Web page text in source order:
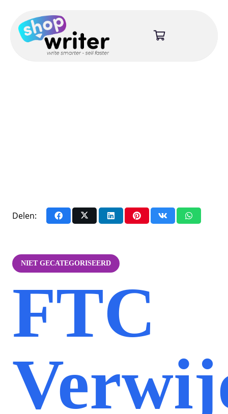
Delen:
NIET GECATEGORISEERD
FTC